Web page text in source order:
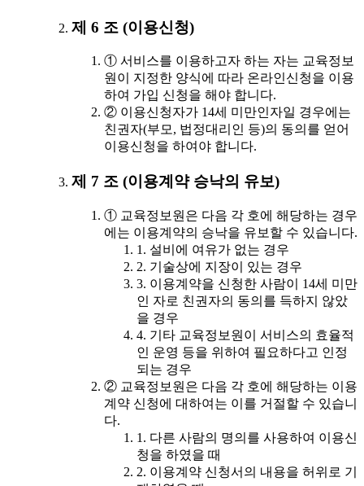
제 6 조 (이용신청)
① 서비스를 이용하고자 하는 자는 교육정보
원이 지정한 양식에 따라 온라인신청을 이용
하여 가입 신청을 해야 합니다.
② 이용신청자가 14세 미만인자일 경우에는
친권자(부모, 법정대리인 등)의 동의를 얻어
이용신청을 하여야 합니다.
제 7 조 (이용계약 승낙의 유보)
① 교육정보원은 다음 각 호에 해당하는 경우
에는 이용계약의 승낙을 유보할 수 있습니다.
1. 설비에 여유가 없는 경우
2. 기술상에 지장이 있는 경우
3. 이용계약을 신청한 사람이 14세 미만
인 자로 친권자의 동의를 득하지 않았
을 경우
4. 기타 교육정보원이 서비스의 효율적
인 운영 등을 위하여 필요하다고 인정
되는 경우
② 교육정보원은 다음 각 호에 해당하는 이용
계약 신청에 대하여는 이를 거절할 수 있습니
다.
1. 다른 사람의 명의를 사용하여 이용신
청을 하였을 때
2. 이용계약 신청서의 내용을 허위로 기